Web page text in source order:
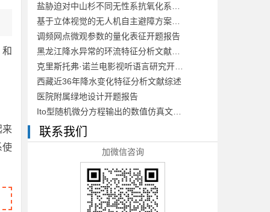
使
调频网点微观参数的量化表征开题报告
西藏近36年降水变化特征分析文献综述
医院附属绿地设计开题报告
联系我们
加微信咨询